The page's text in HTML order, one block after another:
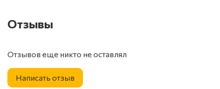
Отзывы
Отзывов еще никто не оставлял
Написать отзыв